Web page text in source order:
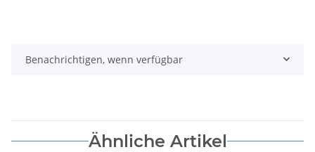
Benachrichtigen, wenn verfügbar
Ähnliche Artikel